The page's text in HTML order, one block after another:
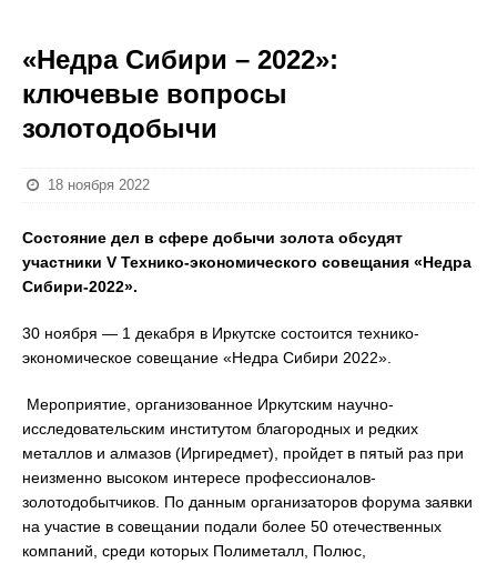
«Недра Сибири – 2022»:
ключевые вопросы
золотодобычи
18 ноября 2022
Состояние дел в сфере добычи золота обсудят
участники V Технико-экономического совещания «Недра
Сибири-2022».
30 ноября — 1 декабря в Иркутске состоится технико-
экономическое совещание «Недра Сибири 2022».
Мероприятие, организованное Иркутским научно-
исследовательским институтом благородных и редких
металлов и алмазов (Иргиредмет), пройдет в пятый раз при
неизменно высоком интересе профессионалов-
золотодобытчиков. По данным организаторов форума заявки
на участие в совещании подали более 50 отечественных
компаний, среди которых Полиметалл, Полюс,